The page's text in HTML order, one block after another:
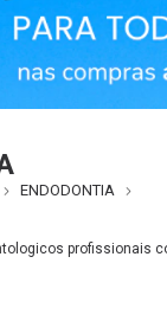
ENDODONTIA
profissionais